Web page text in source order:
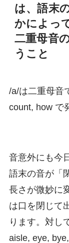
は、語末
かによっ
二重母音
うこと
/a/は二重母音
count, how で
音意外にも今
語末の音が「
長さが微妙に
は口を閉じて
ります。対し
aisle, eye,